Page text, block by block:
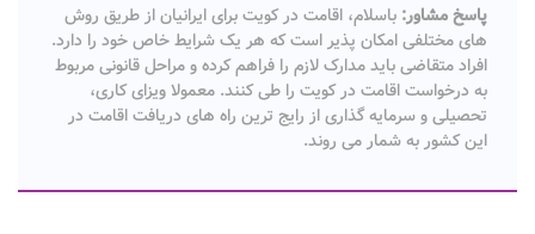
پاسخ مشاور: باسلام، اقامت در کویت برای ایرانیان از طریق روش
های مختلفی امکان پذیر است که هر یک شرایط خاص خود را دارد.
افراد متقاضی باید مدارک لازم را فراهم کرده و مراحل قانونی مربوط
به درخواست اقامت در کویت را طی کنند. معمولا ویزای کاری،
تحصیلی و سرمایه گذاری از رایج ترین راه های دریافت اقامت در
این کشور به شمار می روند.